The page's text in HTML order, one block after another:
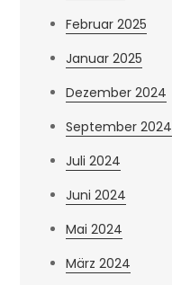
Februar 2025
Januar 2025
Dezember 2024
September 2024
Juli 2024
Juni 2024
Mai 2024
März 2024